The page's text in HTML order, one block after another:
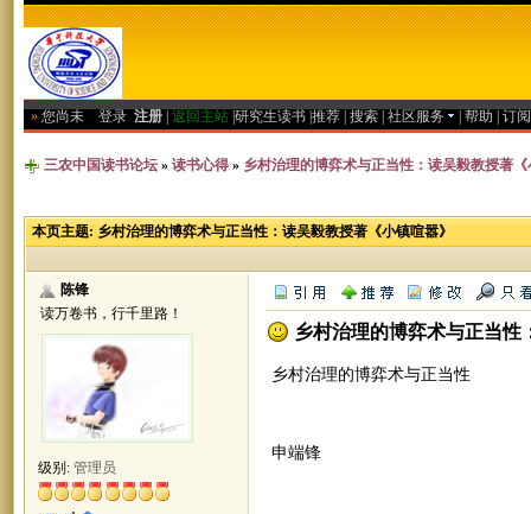
» 您尚未 登录 注册 返回主站 研究生读书 推荐 搜索 社区服务 帮助 订
三农中国读书论坛 » 读书心得 » 乡村治理的博弈术与正当性：读吴毅教授著
本页主题: 乡村治理的博弈术与正当性：读吴毅教授著《小镇喧嚣》
陈锋
读万卷书，行千里路！
级别: 管理员
乡村治理的博弈术与正当
乡村治理的博弈术与正当性
申端锋